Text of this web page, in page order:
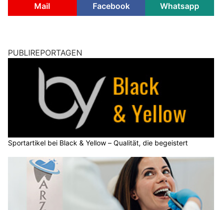
Mail
Facebook Whatsapp
PUBLIREPORTAGEN
Sportartikel bei Black & Yellow – Qualität, die begeistert